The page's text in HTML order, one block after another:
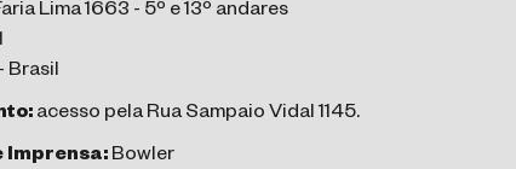
Lima 1663 - 5º e 13º andares
Brasil
acesso pela Rua Sampaio Vidal 1145.
Imprensa: Bowler